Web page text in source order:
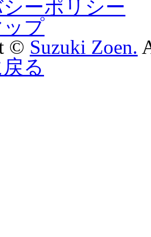
ーポリシー
プ
© Suzuki Zoen.
る